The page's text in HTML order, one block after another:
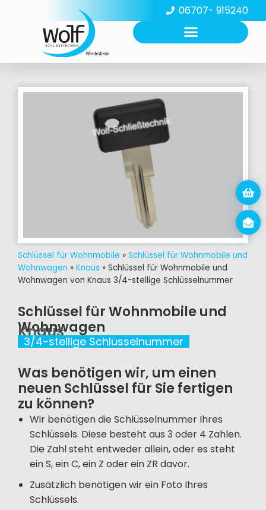
06707- 915240
Schlüssel für Wohnmobile » Schlüssel für Wohnmobile und
Wohnwagen » Knaus » Schlüssel für Wohnmobile und
Wohnwagen von Knaus 3/4-stellige Schlüsselnummer
Schlüssel für Wohnmobile und
Wohnwagen
Knaus
3/4-stellige Schlüsselnummer
Was benötigen wir, um einen
neuen Schlüssel für Sie fertigen
zu können?
Wir benötigen die Schlüsselnummer Ihres
Schlüssels. Diese besteht aus 3 oder 4 Zahlen.
Die Zahl steht entweder allein, oder es steht
ein S, ein C, ein Z oder ein ZR davor.
Zusätzlich benötigen wir ein Foto Ihres
Schlüssels.